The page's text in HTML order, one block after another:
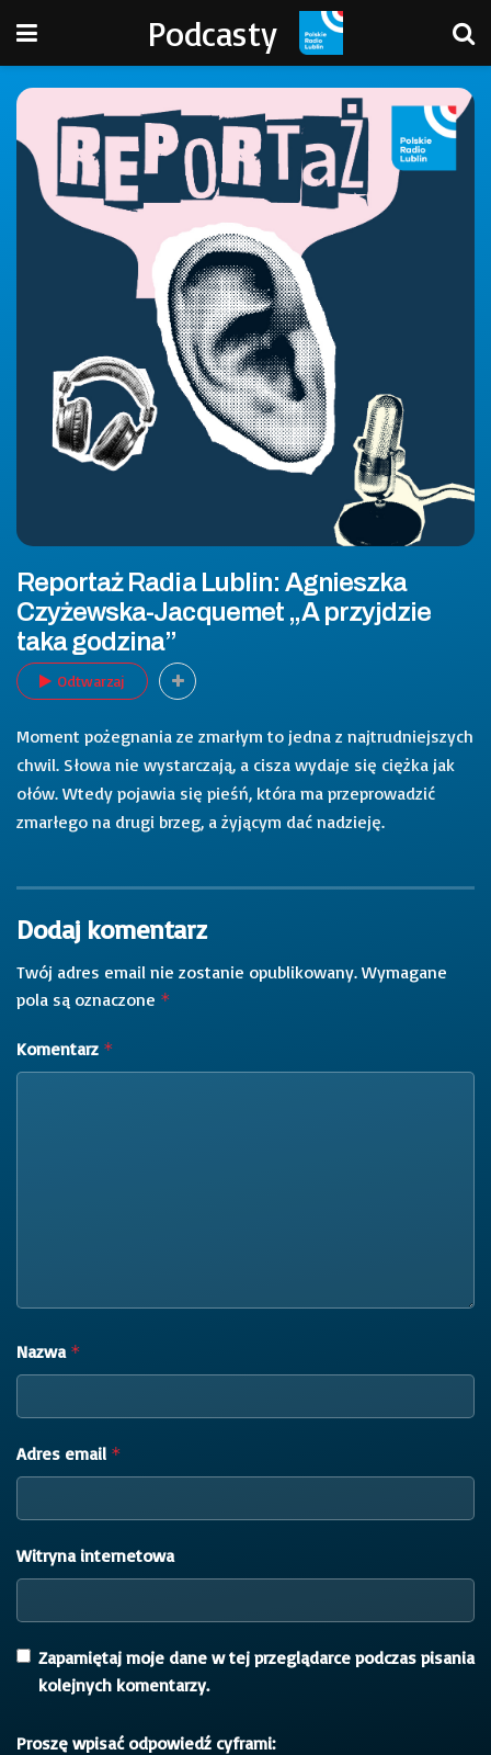
Podcasty
Reportaż Radia Lublin: Agnieszka
Czyżewska-Jacquemet „A przyjdzie
taka godzina”
Odtwarzaj
Moment pożegnania ze zmarłym to jedna z najtrudniejszych
chwil. Słowa nie wystarczają, a cisza wydaje się ciężka jak
ołów. Wtedy pojawia się pieśń, która ma przeprowadzić
zmarłego na drugi brzeg, a żyjącym dać nadzieję.
Dodaj komentarz
Twój adres email nie zostanie opublikowany. Wymagane
pola są oznaczone *
Komentarz *
Nazwa *
Adres email *
Witryna internetowa
Zapamiętaj moje dane w tej przeglądarce podczas pisania
kolejnych komentarzy.
Proszę wpisać odpowiedź cyframi: